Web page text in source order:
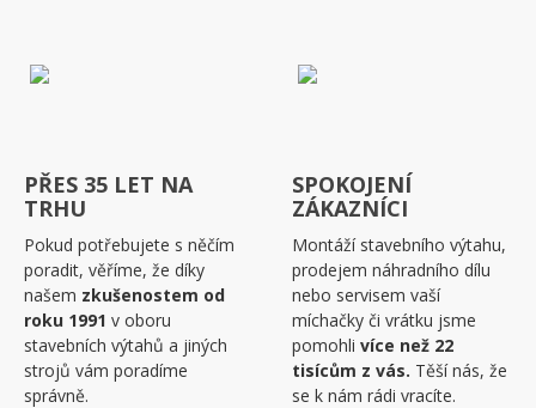
PŘES 35 LET NA
TRHU
Pokud potřebujete s něčím
poradit, věříme, že díky
našem zkušenostem od
roku 1991 v oboru
stavebních výtahů a jiných
strojů vám poradíme
správně.
SPOKOJENÍ
ZÁKAZNÍCI
Montáží stavebního výtahu,
prodejem náhradního dílu
nebo servisem vaší
míchačky či vrátku jsme
pomohli více než 22
tisícům z vás. Těší nás, že
se k nám rádi vracíte.